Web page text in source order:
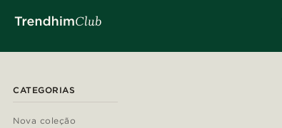
CATEGORIAS
Nova coleção